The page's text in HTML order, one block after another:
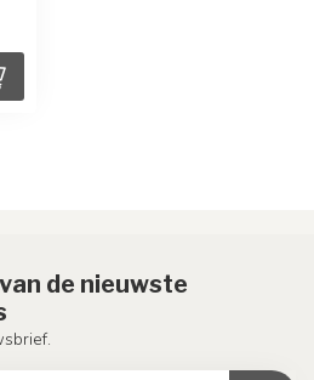
de nieuwste